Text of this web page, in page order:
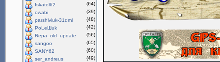
Iskatel62
(64)
owabi
(39)
parshivluk-31dml
(48)
PoLeШuk
(42)
Repa_old_update
(56)
sangoo
(65)
SANY62
(60)
ser_andreus
(49)